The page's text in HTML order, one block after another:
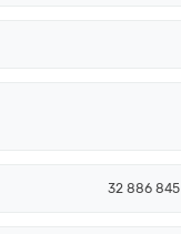
32 886 845